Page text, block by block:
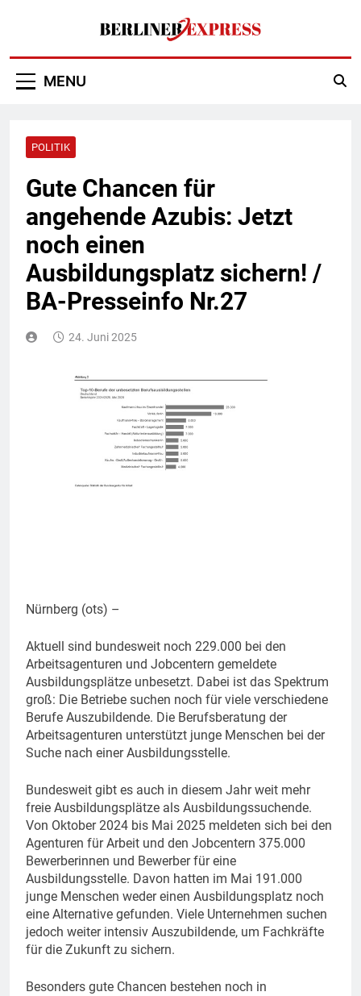
Berliner Express
MENU
POLITIK
Gute Chancen für
angehende Azubis: Jetzt
noch einen
Ausbildungsplatz sichern! /
BA-Presseinfo Nr.27
24. Juni 2025
Nürnberg (ots) –
Aktuell sind bundesweit noch 229.000 bei den
Arbeitsagenturen und Jobcentern gemeldete
Ausbildungsplätze unbesetzt. Dabei ist das Spektrum
groß: Die Betriebe suchen noch für viele verschiedene
Berufe Auszubildende. Die Berufsberatung der
Arbeitsagenturen unterstützt junge Menschen bei der
Suche nach einer Ausbildungsstelle.
Bundesweit gibt es auch in diesem Jahr weit mehr
freie Ausbildungsplätze als Ausbildungssuchende.
Von Oktober 2024 bis Mai 2025 meldeten sich bei den
Agenturen für Arbeit und den Jobcentern 375.000
Bewerberinnen und Bewerber für eine
Ausbildungsstelle. Davon hatten im Mai 191.000
junge Menschen weder einen Ausbildungsplatz noch
eine Alternative gefunden. Viele Unternehmen suchen
jedoch weiter intensiv Auszubildende, um Fachkräfte
für die Zukunft zu sichern.
Besonders gute Chancen bestehen noch in